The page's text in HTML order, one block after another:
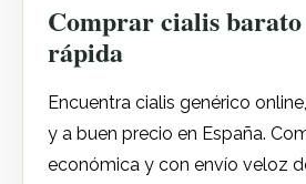
Comprar cialis
rápida
Encuentra cialis genérico
y a buen precio en España.
económica y con envío veloz